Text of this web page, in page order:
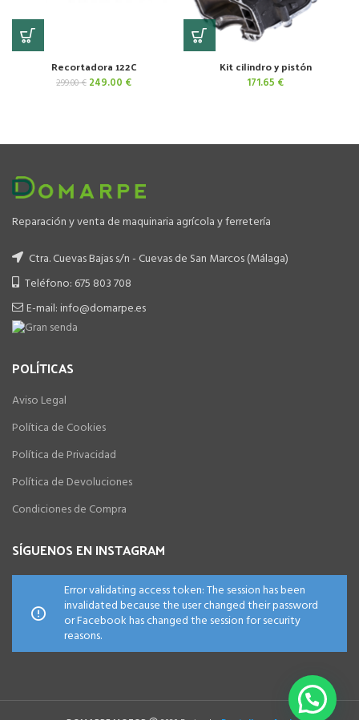
Recortadora 122C
299.00€ El
249.00 €El
Kit cilindro y pistón
171.65 €
Reparación y venta de maquinaria agrícola y ferretería
Ctra. Cuevas Bajas s/n - Cuevas de San Marcos (Málaga)
Teléfono: 675 803 708
E-mail: info@domarpe.es
POLÍTICAS
Aviso Legal
Política de Cookies
Política de Privacidad
Política de Devoluciones
Condiciones de Compra
SÍGUENOS EN INSTAGRAM
Error validating access token: The session has been
invalidated because the user changed their password
or Facebook has changed the session for security
reasons.